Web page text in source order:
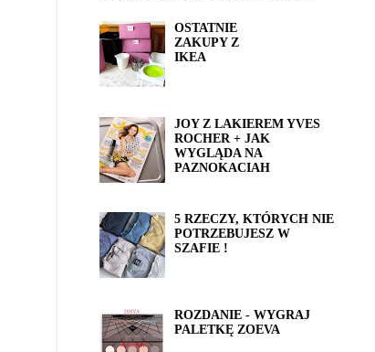
OSTATNIE
ZAKUPY Z
IKEA
JOY Z LAKIEREM YVES
ROCHER + JAK
WYGLĄDA NA
PAZNOKACIAH
5 RZECZY, KTÓRYCH NIE
POTRZEBUJESZ W
SZAFIE !
ROZDANIE - WYGRAJ
PALETKĘ ZOEVA